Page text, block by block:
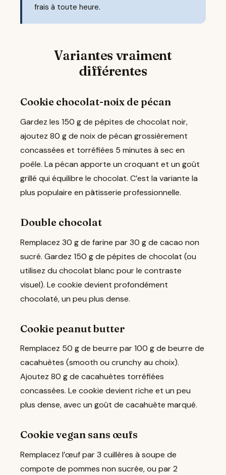
frais à toute heure.
Variantes vraiment
différentes
Cookie chocolat-noix de pécan
Gardez les 150 g de pépites de chocolat noir,
ajoutez 80 g de noix de pécan grossièrement
concassées et torréfiées 5 minutes à sec en
poêle. La pécan apporte un croquant et un goût
grillé qui équilibre le chocolat. C’est la variante la
plus populaire en pâtisserie professionnelle.
Double chocolat
Remplacez 30 g de farine par 30 g de cacao non
sucré. Gardez 150 g de pépites de chocolat (ou
utilisez du chocolat blanc pour le contraste
visuel). Le cookie devient profondément
chocolaté, un peu plus dense.
Cookie peanut butter
Remplacez 50 g de beurre par 100 g de beurre de
cacahuètes (smooth ou crunchy au choix).
Ajoutez 80 g de cacahuètes torréfiées
concassées. Le cookie devient riche et un peu
plus dense, avec un goût de cacahuète marqué.
Cookie vegan sans œufs
Remplacez l’œuf par 3 cuillères à soupe de
compote de pommes non sucrée, ou par 2